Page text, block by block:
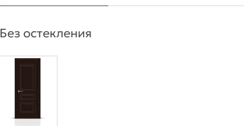
Без остекления